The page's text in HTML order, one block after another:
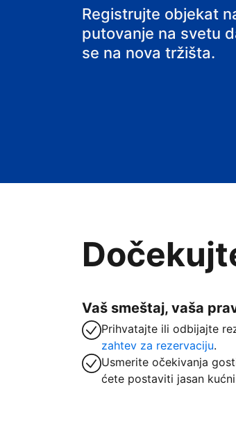
hostel
Registrujte objekat
putovanje na svetu
se na nova tržišta.
Vaš smeštaj, vaša
Prihvatajte ili odbijajte
zahtev za rezervaciju.
Usmerite očekivanja
ćete postaviti jasan